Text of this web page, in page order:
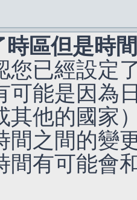
時區但是時
您已經設定
可能是因為
其他的國家
間之間的變
間有可能會